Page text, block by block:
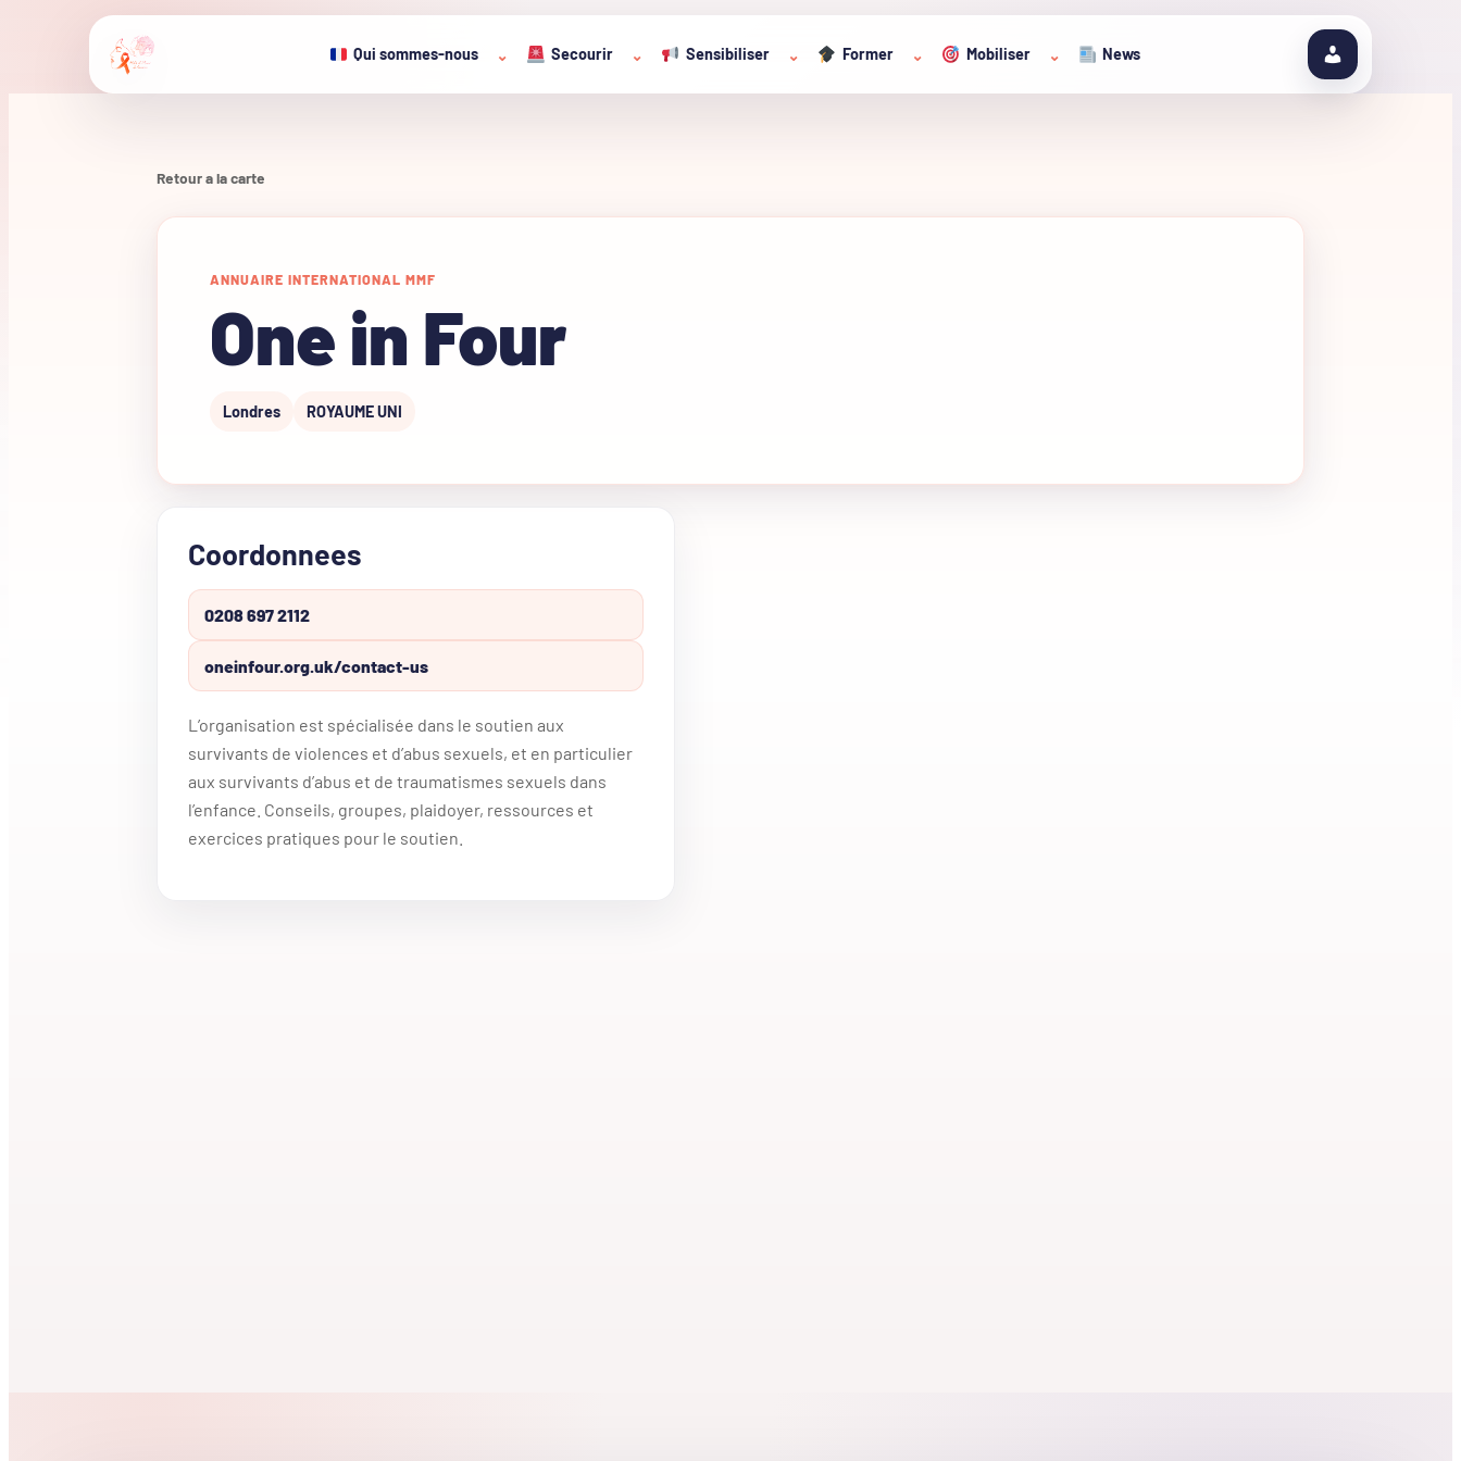
Qui sommes-nous ⌄ Secourir ⌄ Sensibiliser ⌄ Former ⌄ Mobiliser ⌄ News
Retour a la carte
ANNUAIRE INTERNATIONAL MMF
One in Four
Londres ROYAUME UNI
Coordonnees
0208 697 2112
oneinfour.org.uk/contact-us
L’organisation est spécialisée dans le soutien aux
survivants de violences et d’abus sexuels, et en particulier
aux survivants d’abus et de traumatismes sexuels dans
l’enfance. Conseils, groupes, plaidoyer, ressources et
exercices pratiques pour le soutien.